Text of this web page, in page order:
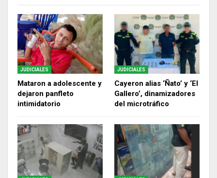
JUDICIALES
Mataron a adolescente y
dejaron panfleto
intimidatorio
JUDICIALES
Cayeron alias ‘Ñato’ y ‘El
Gallero’, dinamizadores
del microtráfico